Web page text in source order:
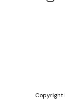
Copyright